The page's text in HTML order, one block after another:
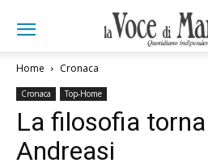
Home Cronaca
Cronaca Top-Home
La filosofia
Andreasi